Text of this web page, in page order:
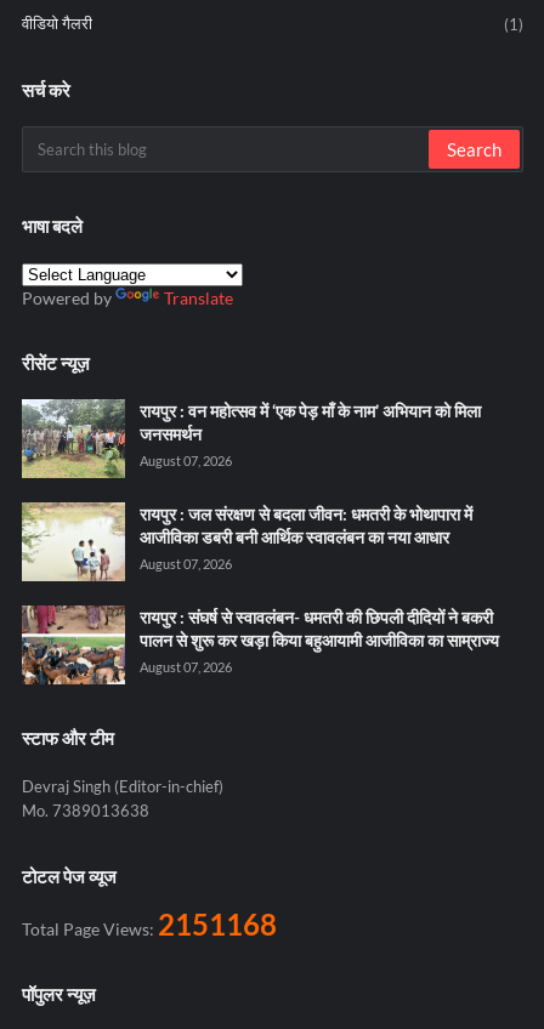
वीडियो गैलरी
(1)
सर्च करे
भाषा बदले
Powered by Translate
रीसेंट न्यूज़
रायपुर : वन महोत्सव में ‘एक पेड़ माँ के नाम’ अभियान को मिला
जनसमर्थन
August 07, 2026
रायपुर : जल संरक्षण से बदला जीवन: धमतरी के भोथापारा में
आजीविका डबरी बनी आर्थिक स्वावलंबन का नया आधार
August 07, 2026
रायपुर : संघर्ष से स्वावलंबन- धमतरी की छिपली दीदियों ने बकरी
पालन से शुरू कर खड़ा किया बहुआयामी आजीविका का साम्राज्य
August 07, 2026
स्टाफ और टीम
Devraj Singh (Editor-in-chief)
Mo. 7389013638
टोटल पेज व्यूज
Total Page Views: 2151168
पॉपुलर न्यूज़